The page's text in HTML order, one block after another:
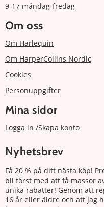
9-17 måndag-fredag
Om oss
Om Harlequin
Om HarperCollins Nordic
Cookies
Personuppgifter
Mina sidor
Logga in /Skapa konto
Nyhetsbrev
Få 20 % på ditt nästa köp!
bli först med att få massor
unika rabatter! Genom att
16 år eller äldre och att jag